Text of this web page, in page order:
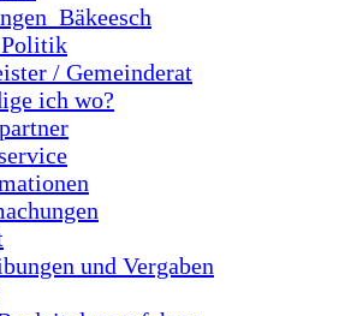
/ Gemeinderat
ich wo?
und Vergaben